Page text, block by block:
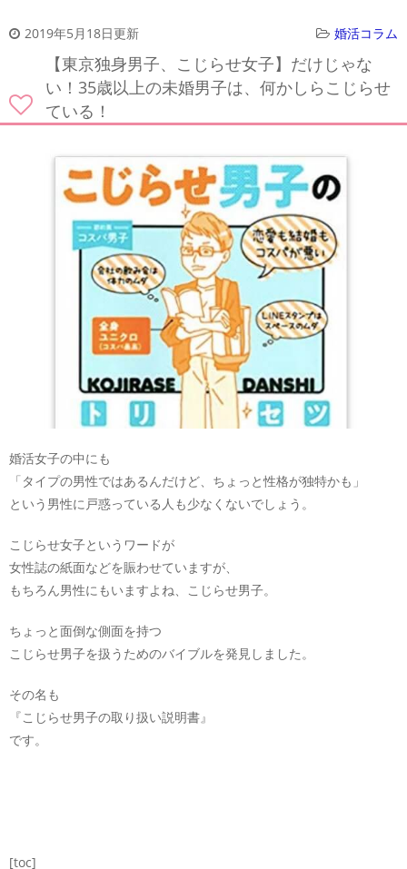
2019年5月18日更新 婚活コラム
【東京独身男子、こじらせ女子】だけじゃな
い！35歳以上の未婚男子は、何かしらこじらせ
ている！
婚活女子の中にも
「タイプの男性ではあるんだけど、ちょっと性格が独特かも」
という男性に戸惑っている人も少なくないでしょう。
こじらせ女子というワードが
女性誌の紙面などを賑わせていますが、
もちろん男性にもいますよね、こじらせ男子。
ちょっと面倒な側面を持つ
こじらせ男子を扱うためのバイブルを発見しました。
その名も
『こじらせ男子の取り扱い説明書』
です。
[toc]